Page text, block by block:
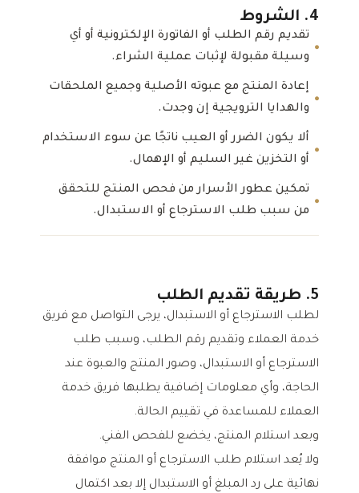
4. الشروط
تقديم رقم الطلب أو الفاتورة الإلكترونية أو أي
وسيلة مقبولة لإثبات عملية الشراء.
إعادة المنتج مع عبوته الأصلية وجميع الملحقات
والهدايا الترويجية إن وجدت.
ألا يكون الضرر أو العيب ناتجًا عن سوء الاستخدام
أو التخزين غير السليم أو الإهمال.
تمكين عطور الأسرار من فحص المنتج للتحقق
من سبب طلب الاسترجاع أو الاستبدال.
5. طريقة تقديم الطلب
لطلب الاسترجاع أو الاستبدال، يرجى التواصل مع فريق
خدمة العملاء وتقديم رقم الطلب، وسبب طلب
الاسترجاع أو الاستبدال، وصور المنتج والعبوة عند
الحاجة، وأي معلومات إضافية يطلبها فريق خدمة
العملاء للمساعدة في تقييم الحالة.
وبعد استلام المنتج، يخضع للفحص الفني.
ولا يُعد استلام طلب الاسترجاع أو المنتج موافقة
نهائية على رد المبلغ أو الاستبدال إلا بعد اكتمال